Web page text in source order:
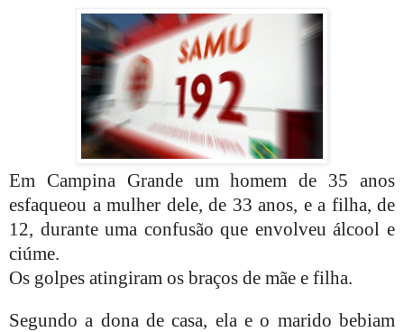
Em Campina Grande um homem de 35 anos
esfaqueou a mulher dele, de 33 anos, e a filha, de
12, durante uma confusão que envolveu álcool e
ciúme.
Os golpes atingiram os braços de mãe e filha.
Segundo a dona de casa, ela e o marido bebiam